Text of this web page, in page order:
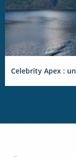
Celebrity Apex :